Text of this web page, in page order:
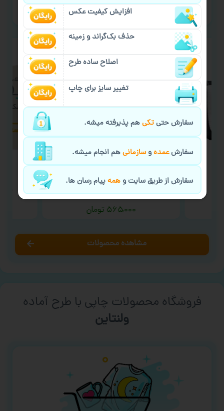
پشتیبانی آنلاین
سفارش چاپ لیوان حرارتی
۵۶۵,۰۰۰ تومان
مشاهده محصولات
فروشگاه محصولات چاپی با طرح آماده
ورزشی
افزایش کیفیت عکس
حذف بک‌گراند و زمینه
اصلاح ساده طرح
تغییر سایز برای چاپ
سفارش حتیتکیهم پذیرفته میشه.
سفارشعمدهوسازمانیهم انجام میشه.
سفارش از طریق سایت وهمهپیام رسان ها.